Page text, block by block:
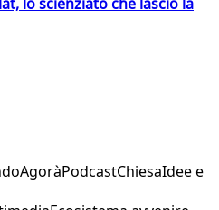
AgoràPodcastChiesaIdee e